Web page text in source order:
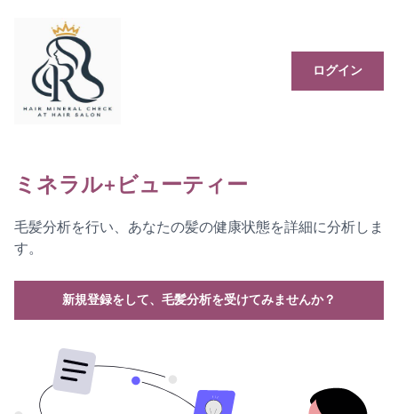
ログイン
ミネラル+ビューティー
毛髪分析を行い、あなたの髪の健康状態を詳細に分析しま
す。
新規登録をして、毛髪分析を受けてみませんか？